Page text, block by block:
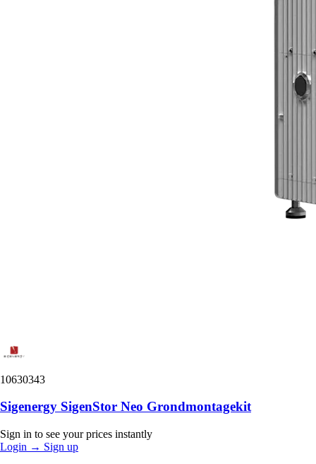
10630343
Sigenergy SigenStor Neo Grondmontagekit
Sign in to see your prices instantly
Login → Sign up